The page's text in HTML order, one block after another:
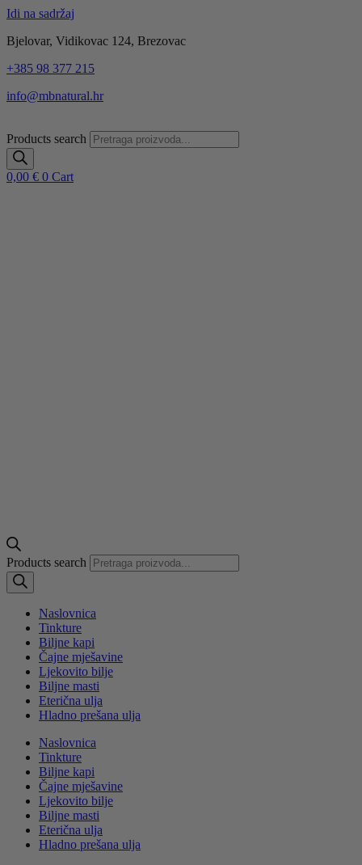
Idi na sadržaj
Bjelovar, Vidikovac 124, Brezovac
+385 98 377 215
info@mbnatural.hr
Products search
0,00 € 0 Cart
Products search
Naslovnica
Tinkture
Biljne kapi
Čajne mješavine
Ljekovito bilje
Biljne masti
Eterična ulja
Hladno prešana ulja
Naslovnica
Tinkture
Biljne kapi
Čajne mješavine
Ljekovito bilje
Biljne masti
Eterična ulja
Hladno prešana ulja